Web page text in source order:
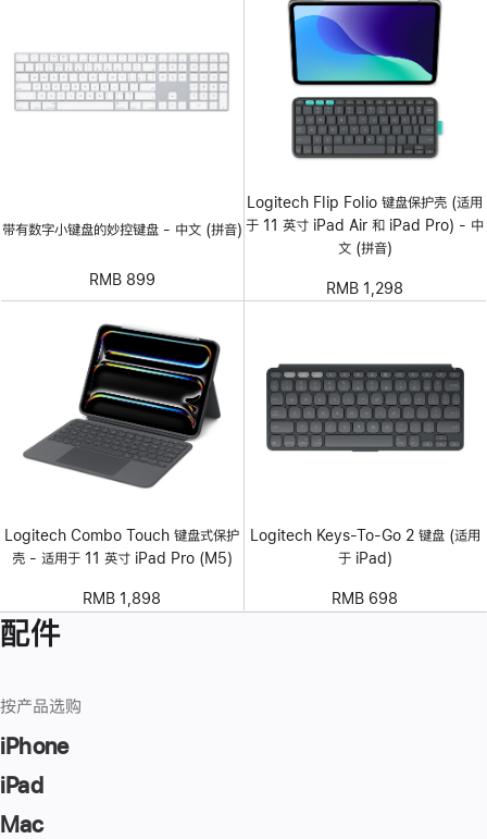
带有数字小键盘的妙控键盘 - 中文 (拼音)
RMB 899
Logitech Flip Folio 键盘保护壳 (适用
于 11 英寸 iPad Air 和 iPad Pro) - 中
文 (拼音)
RMB 1,298
Logitech Combo Touch 键盘式保护
壳 - 适用于 11 英寸 iPad Pro (M5)
RMB 1,898
Logitech Keys-To-Go 2 键盘 (适用
于 iPad)
RMB 698
配件
按产品选购
iPhone
iPad
Mac